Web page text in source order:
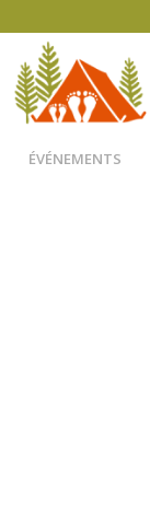
ÉVÉNEMENTS